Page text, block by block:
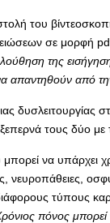
του
σε μορφή
της
απαντηθούν από την
δυσλειτουργίας
τους δύο με
να υπάρχει
νευροπάθειες,
τύπους
πόνος